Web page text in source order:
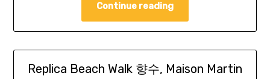
Continue reading
Replica Beach Walk 향수, Maison Martin